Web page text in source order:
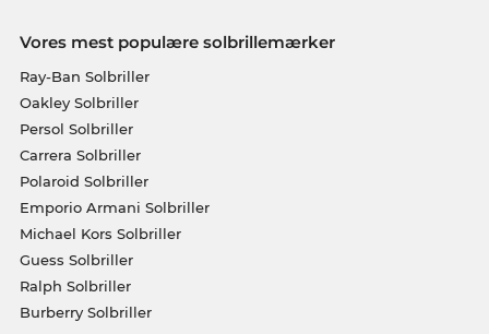
Vores mest populære solbrillemærker
Ray-Ban Solbriller
Oakley Solbriller
Persol Solbriller
Carrera Solbriller
Polaroid Solbriller
Emporio Armani Solbriller
Michael Kors Solbriller
Guess Solbriller
Ralph Solbriller
Burberry Solbriller